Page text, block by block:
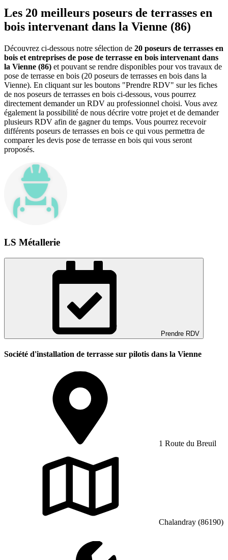
Les 20 meilleurs poseurs de terrasses en
bois intervenant dans la Vienne (86)
Découvrez ci-dessous notre sélection de 20 poseurs de terrasses en
bois et entreprises de pose de terrasse en bois intervenant dans
la Vienne (86) et pouvant se rendre disponibles pour vos travaux de
pose de terrasse en bois (20 poseurs de terrasses en bois dans la
Vienne). En cliquant sur les boutons "Prendre RDV" sur les fiches
de nos poseurs de terrasses en bois ci-dessous, vous pourrez
directement demander un RDV au professionnel choisi. Vous avez
également la possibilité de nous décrire votre projet et de demander
plusieurs RDV afin de gagner du temps. Vous pourrez recevoir
différents poseurs de terrasses en bois ce qui vous permettra de
comparer les devis pose de terrasse en bois qui vous seront
proposés.
LS Métallerie
Prendre RDV
Société d'installation de terrasse sur pilotis dans la Vienne
1 Route du Breuil
Chalandray (86190)